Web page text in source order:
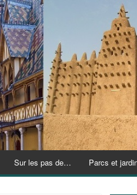
Sur les pas de… Parcs et